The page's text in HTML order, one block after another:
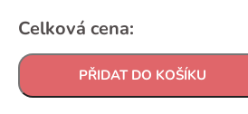
Celková cena:
PŘIDAT DO KOŠÍKU